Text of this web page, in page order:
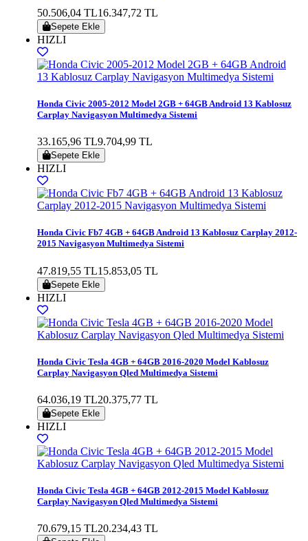
50.506,04 TL16.347,72 TL
Sepete Ekle
HIZLI
Honda Civic 2005-2012 Model 2GB + 64GB Android 13 Kablosuz
Carplay Navigasyon Multimedya Sistemi
33.165,96 TL9.704,99 TL
Sepete Ekle
HIZLI
Honda Civic Fb7 4GB + 64GB Android 13 Kablosuz Carplay 2012-
2015 Navigasyon Multimedya Sistemi
47.819,55 TL15.853,05 TL
Sepete Ekle
HIZLI
Honda Civic Tesla 4GB + 64GB 2016-2020 Model Kablosuz
Carplay Navigasyon Qled Multimedya Sistemi
64.036,19 TL20.375,77 TL
Sepete Ekle
HIZLI
Honda Civic Tesla 4GB + 64GB 2012-2015 Model Kablosuz
Carplay Navigasyon Qled Multimedya Sistemi
70.679,15 TL20.234,43 TL